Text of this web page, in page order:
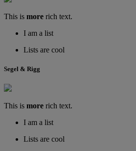
This is more rich text.
I am a list
Lists are cool
Segel & Rigg
This is more rich text.
I am a list
Lists are cool